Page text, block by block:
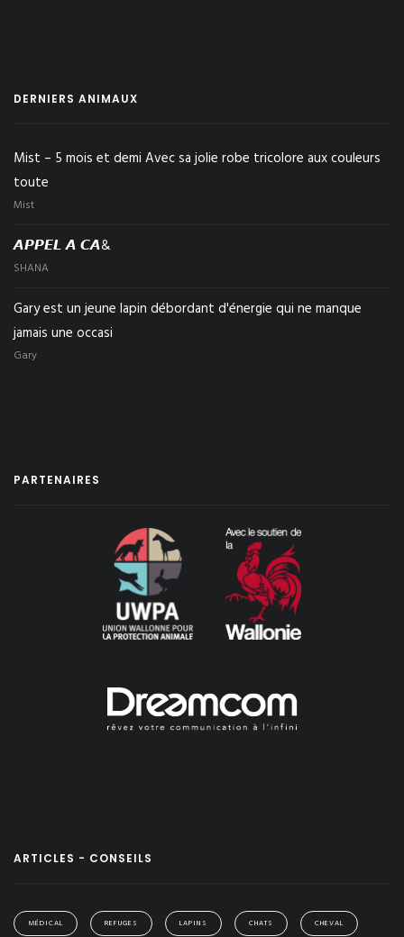
DERNIERS ANIMAUX
Mist – 5 mois et demi Avec sa jolie robe tricolore aux couleurs
toute
Mist
𝘼𝙋𝙋𝙀𝙇 𝘼 𝘾𝘼&
SHANA
Gary est un jeune lapin débordant d'énergie qui ne manque
jamais une occasi
Gary
PARTENAIRES
ARTICLES - CONSEILS
MÉDICAL REFUGES LAPINS CHATS CHEVAL